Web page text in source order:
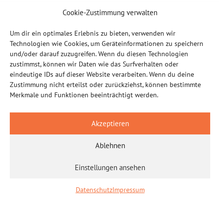
Cookie-Zustimmung verwalten
Um dir ein optimales Erlebnis zu bieten, verwenden wir
Technologien wie Cookies, um Geräteinformationen zu speichern
und/oder darauf zuzugreifen. Wenn du diesen Technologien
zustimmst, können wir Daten wie das Surfverhalten oder
eindeutige IDs auf dieser Website verarbeiten. Wenn du deine
Zustimmung nicht erteilst oder zurückziehst, können bestimmte
Merkmale und Funktionen beeinträchtigt werden.
Akzeptieren
Ablehnen
Einstellungen ansehen
DatenschutzImpressum
Telefon: 0 60 28 / 99 85 96 5
E-Mail:info@anderwaldwiese-sulzbach.de
Öffnungszeiten
Montag – Donnerstag:
07.00 – 17.00 Uhr
07:00 – 15:00 Uhr (Kindergarten & Hort)
15:00 – 16:00 Uhr (für berufstätige Eltern)